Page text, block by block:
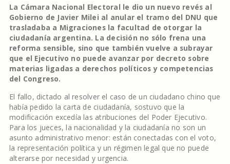
La Cámara Nacional Electoral le dio un nuevo revés al
Gobierno de Javier Milei al anular el tramo del DNU que
trasladaba a Migraciones la facultad de otorgar la
ciudadanía argentina. La decisión no sólo frena una
reforma sensible, sino que también vuelve a subrayar
que el Ejecutivo no puede avanzar por decreto sobre
materias ligadas a derechos políticos y competencias
del Congreso.
El fallo, dictado al resolver el caso de un ciudadano chino que
había pedido la carta de ciudadanía, sostuvo que la
modificación excedía las atribuciones del Poder Ejecutivo.
Para los jueces, la nacionalidad y la ciudadanía no son un
asunto administrativo menor: están conectadas con el voto,
la representación política y un régimen legal que no puede
alterarse por necesidad y urgencia.